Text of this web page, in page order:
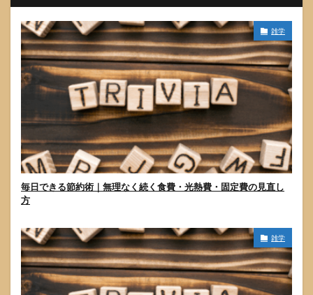
雑学
毎日できる節約術｜無理なく続く食費・光熱費・固定費の見直し
方
雑学